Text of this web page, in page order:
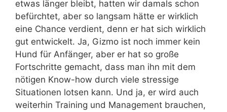
etwas länger bleibt, hatten wir damals schon
befürchtet, aber so langsam hätte er wirklich
eine Chance verdient, denn er hat sich wirklich
gut entwickelt. Ja, Gizmo ist noch immer kein
Hund für Anfänger, aber er hat so große
Fortschritte gemacht, dass man ihn mit dem
nötigen Know-how durch viele stressige
Situationen lotsen kann. Und ja, er wird auch
weiterhin Training und Management brauchen,